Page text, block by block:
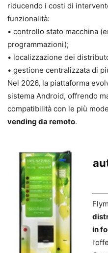
riducendo i costi di
funzionalità:
• controllo stato macchina
programmazioni);
• localizzazione dei
• gestione centralizzata di
Nel 2026, la piattaforma
sistema Android, offrendo
compatibilità con le più
vending da remoto.
in